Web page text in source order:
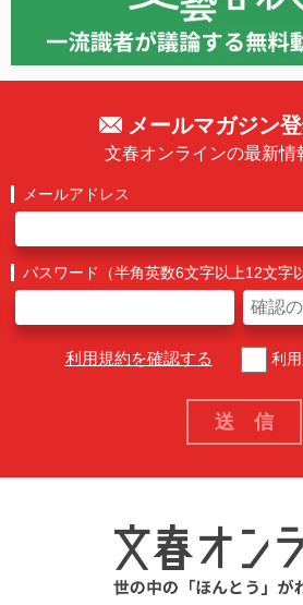
メールマガジン登
文春オンラインの最新情
メールアドレス
パスワード（半角英数6文字以上12文字
利用規約を確認する 利